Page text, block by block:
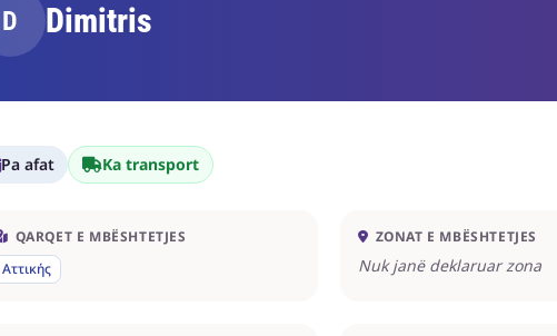
D Dimitris
Pa afat Ka transport
QARQET E MBËSHTETJES
Αττικής
ZONAT E MBËSHTETJES
Nuk janë deklaruar zona